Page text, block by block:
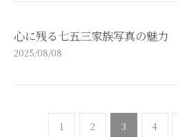
心に残る七五三家族写真の魅力
2025/08/08
1 2 3 4